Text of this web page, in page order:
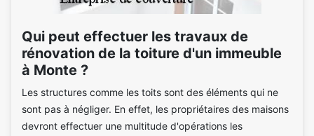
Qui peut effectuer les travaux de
rénovation de la toiture d'un immeuble
à Monte ?
Les structures comme les toits sont des éléments qui ne
sont pas à négliger. En effet, les propriétaires des maisons
devront effectuer une multitude d'opérations les